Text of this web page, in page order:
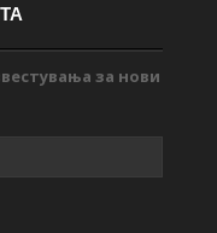
за нови